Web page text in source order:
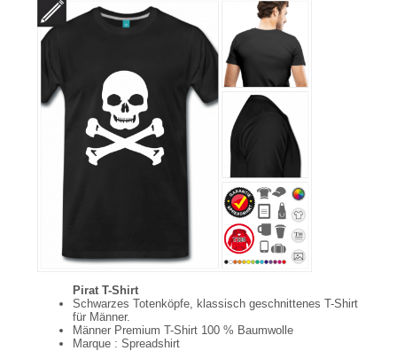
Pirat T-Shirt
Schwarzes Totenköpfe, klassisch geschnittenes T-Shirt
für Männer.
Männer Premium T-Shirt 100 % Baumwolle
Marque : Spreadshirt